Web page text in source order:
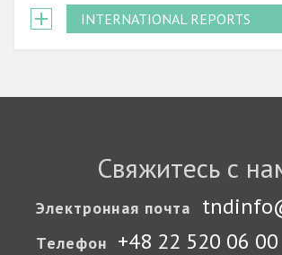
INTERNATIONAL REPORTS
Свяжитесь с
Электронная почта
Телефон +48 22 520 06 00